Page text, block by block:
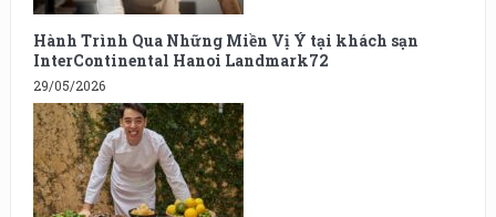
Hành Trình Qua Những Miền Vị Ý tại khách sạn
InterContinental Hanoi Landmark72
29/05/2026